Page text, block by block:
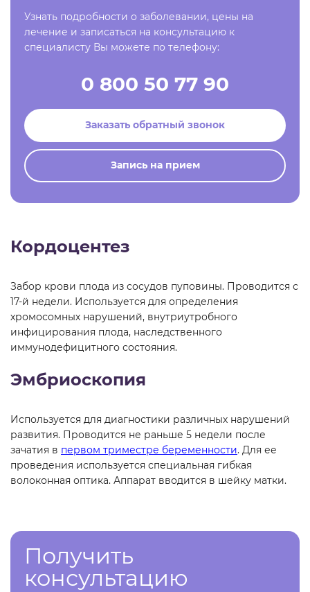
Узнать подробности о заболевании, цены на
лечение и записаться на консультацию к
специалисту Вы можете по телефону:
0 800 50 77 90
Заказать обратный звонок
Запись на прием
Кордоцентез
Забор крови плода из сосудов пуповины. Проводится с
17-й недели. Используется для определения
хромосомных нарушений, внутриутробного
инфицирования плода, наследственного
иммунодефицитного состояния.
Эмбриоскопия
Используется для диагностики различных нарушений
развития. Проводится не раньше 5 недели после
зачатия в первом триместре беременности. Для ее
проведения используется специальная гибкая
волоконная оптика. Аппарат вводится в шейку матки.
Получить
консультацию